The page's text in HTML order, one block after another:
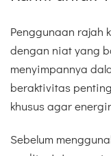
Penggunaan rajah
dengan niat yang
menyimpannya
beraktivitas
khusus agar
Sebelum